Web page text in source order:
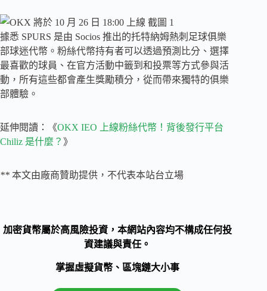
據悉 SPURS 是由 Socios 推出的托特納姆熱刺足球俱樂
部球迷代幣。粉絲代幣持有者可以透過預測比分、選擇
最喜歡的球員、在官方活動中籤到和投票等方式參與活
動，所有這些都會產生獎勵積分，從而帶來獨特的俱樂
部體驗。
延伸閱讀：《OKX IEO 上線粉絲代幣！背後發行平台
Chiliz 是什麼？ 》
** 本文由廠商贊助提供，不代表本站台立場
加密貨幣屬於高風險投資，本網站內容均不構成任何投
資建議與責任。
掌握虛擬貨幣、區塊鏈大小事